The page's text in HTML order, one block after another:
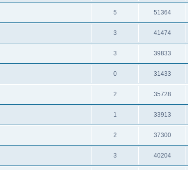
5 51364
3 41474
3 39833
0 31433
2 35728
1 33913
2 37300
3 40204